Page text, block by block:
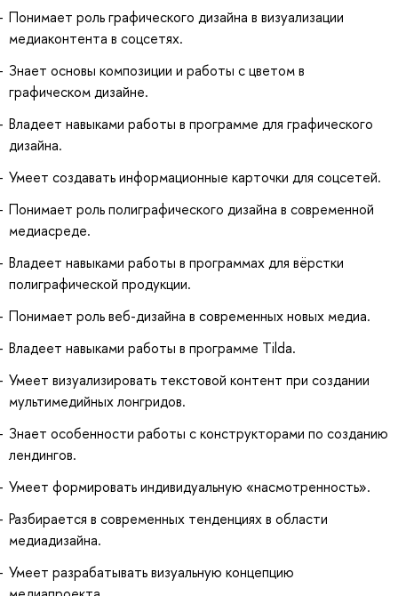
Понимает роль графического дизайна в визуализации
медиаконтента в соцсетях.
Знает основы композиции и работы с цветом в
графическом дизайне.
Владеет навыками работы в программе для графического
дизайна.
Умеет создавать информационные карточки для соцсетей.
Понимает роль полиграфического дизайна в современной
медиасреде.
Владеет навыками работы в программах для вёрстки
полиграфической продукции.
Понимает роль веб-дизайна в современных новых медиа.
Владеет навыками работы в программе Tilda.
Умеет визуализировать текстовой контент при создании
мультимедийных лонгридов.
Знает особенности работы с конструкторами по созданию
лендингов.
Умеет формировать индивидуальную «насмотренность».
Разбирается в современных тенденциях в области
медиадизайна.
Умеет разрабатывать визуальную концепцию